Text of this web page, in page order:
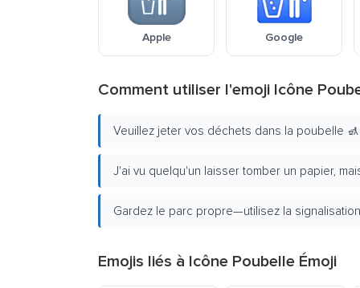
Apple Google
Comment utiliser l'emoji Icône
Veuillez jeter vos déchets dans la poubelle
J'ai vu quelqu'un laisser tomber un papier,
Gardez le parc propre—utilisez la
Emojis liés à Icône Poubelle Émoji